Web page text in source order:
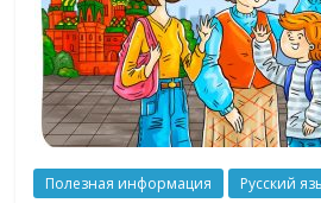
Полезная информация Русский